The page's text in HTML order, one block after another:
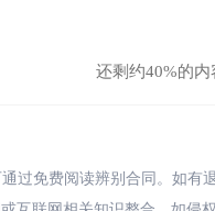
还剩约40%的内
过免费阅读辨别合同。如有